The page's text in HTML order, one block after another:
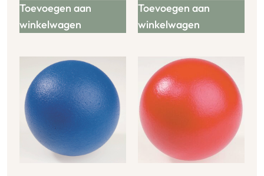
Toevoegen aan
winkelwagen
Toevoegen aan
winkelwagen